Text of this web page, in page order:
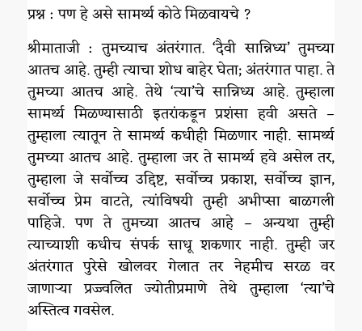
प्रश्न : पण हे असे सामर्थ्य कोठे मिळवायचे ?
श्रीमाताजी : तुमच्याच अंतरंगात. ‘दैवी सान्निध्य’ तुमच्या
आतच आहे. तुम्ही त्याचा शोध बाहेर घेता; अंतरंगात पाहा. ते
तुमच्या आतच आहे. तेथे ‘त्या’चे सान्निध्य आहे. तुम्हाला
सामर्थ्य मिळण्यासाठी इतरांकडून प्रशंसा हवी असते –
तुम्हाला त्यातून ते सामर्थ्य कधीही मिळणार नाही. सामर्थ्य
तुमच्या आतच आहे. तुम्हाला जर ते सामर्थ्य हवे असेल तर,
तुम्हाला जे सर्वोच्च उद्दिष्ट, सर्वोच्च प्रकाश, सर्वोच्च ज्ञान,
सर्वोच्च प्रेम वाटते, त्यांविषयी तुम्ही अभीप्सा बाळगली
पाहिजे. पण ते तुमच्या आतच आहे – अन्यथा तुम्ही
त्याच्याशी कधीच संपर्क साधू शकणार नाही. तुम्ही जर
अंतरंगात पुरेसे खोलवर गेलात तर नेहमीच सरळ वर
जाणाऱ्या प्रज्ज्वलित ज्योतीप्रमाणे तेथे तुम्हाला ‘त्या’चे
अस्तित्व गवसेल.